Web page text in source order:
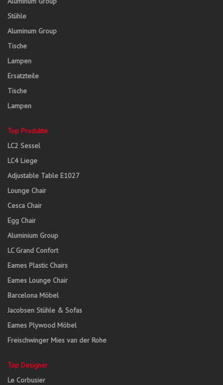
Stühle
Aluminum Group
Tische
Lampen
Ersatzteile
Tische
Lampen
Top Produkte
LC2 Sessel
LC4 Liege
Adjustable Table E1027
Lounge Chair
Cesca Chair
Egg Chair
Aluminium Group
LC Grand Confort
Eames Plastic Chairs
Eames Lounge Chair
Barcelona Möbel
Jacobsen Stühle & Sofas
Eames Plywood Möbel
Freischwinger Mies van der Rohe
Top Designer
Le Corbusier